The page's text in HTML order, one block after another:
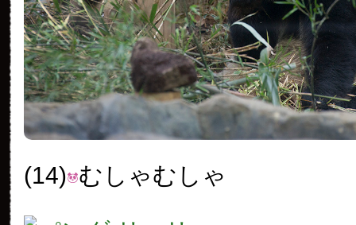
(14) むしゃむしゃ